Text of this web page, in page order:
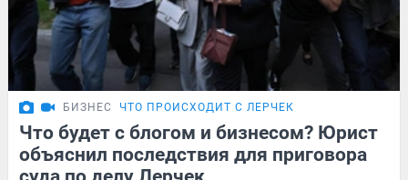
БИЗНЕС ЧТО ПРОИСХОДИТ С ЛЕРЧЕК
Что будет с блогом и бизнесом? Юрист
объяснил последствия для приговора